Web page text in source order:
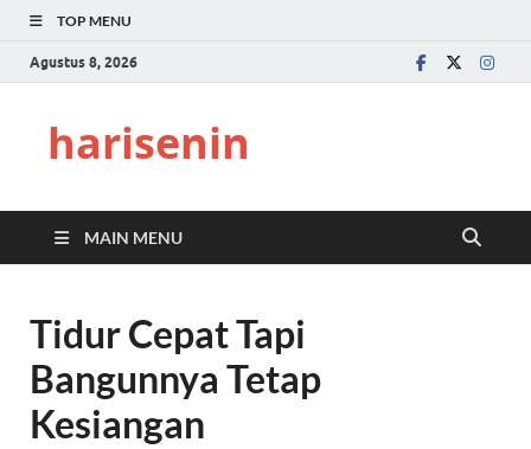
TOP MENU
Agustus 8, 2026
harisenin
MAIN MENU
Tidur Cepat Tapi
Bangunnya Tetap
Kesiangan